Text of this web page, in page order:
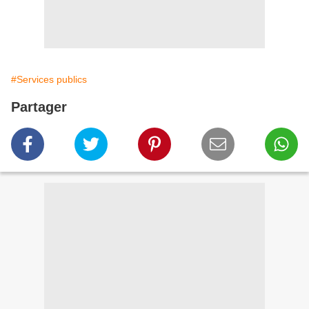
#Services publics
Partager